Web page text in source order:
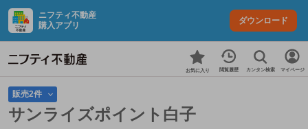
ニフティ不動産
購入アプリ
ダウンロード
お気に入り 閲覧履歴 カンタン検索 マイページ
販売2件
サンライズポイント白子